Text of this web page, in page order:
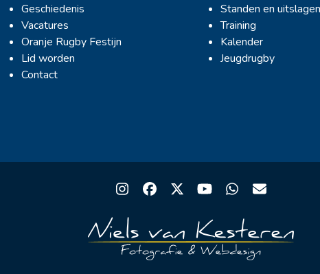
Geschiedenis
Vacatures
Oranje Rugby Festijn
Lid worden
Contact
Standen en uitslagen
Training
Kalender
Jeugdrugby
Instagram
Facebook
TwitterYouTubeWhatsapp
Email